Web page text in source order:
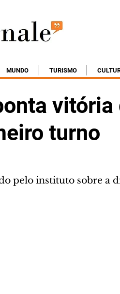
MUNDO TURISMO
vitória
turno
pelo instituto sobre a